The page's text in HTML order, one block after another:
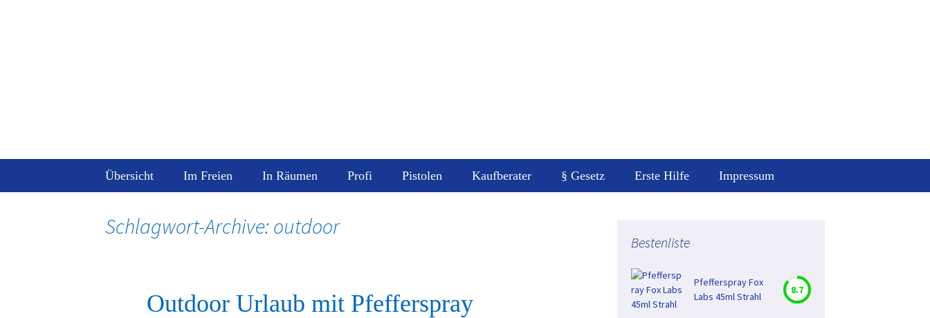
Zum
Inhalt
Übersicht Im Freien In Räumen Profi Pistolen Kaufberater § Gesetz Erste Hilfe Impressum
Schlagwort-Archive: outdoor
Outdoor Urlaub mit Pfefferspray
Bestenliste
Pfefferspray Fox
Labs 45ml Strahl
8.7